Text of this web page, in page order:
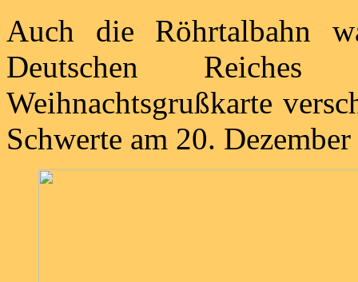
Auch die Röhrtalbahn
Deutschen
Weihnachtsgrußkarte
Schwerte am 20.